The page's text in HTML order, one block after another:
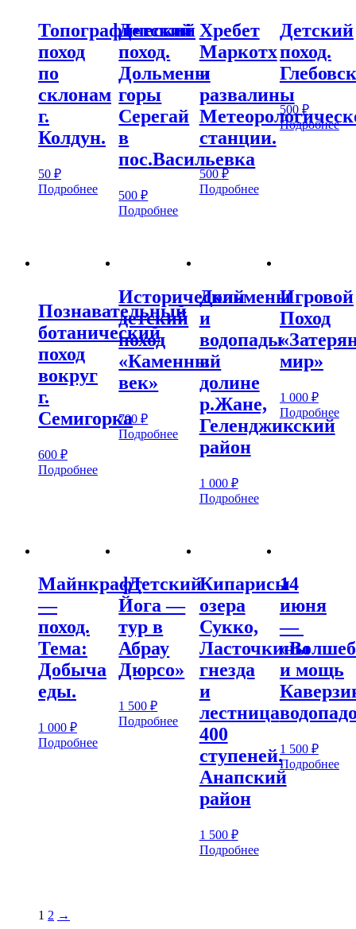
Топографический
поход
по
склонам
г.
Колдун.
50 ₽
Подробнее
Детский
поход.
Дольмены
горы
Серегай
в
пос.Васильевка
500₽
Подробнее
Хребет
Маркотх
и
развалины
станции.
500 ₽
Подробнее
Детский
поход.
500 ₽
Подробнее
Познавательный
ботанический
поход
вокруг
г.
Семигорка
600 ₽
Подробнее
Исторический
детский
поход
«Каменный
век»
700₽
Подробнее
Дольмены
и
водопады
в
долине
р.Жане,
Геленджикский
район
1 000 ₽
Подробнее
Игровой
Поход
мир»
1 000 ₽
Подробнее
Майнкрафт
—
поход.
Тема:
Добыча
еды.
1 000 ₽
Подробнее
«Детский
Йога —
тур в
Абрау
Дюрсо»
1 500₽
Подробнее
Кипарисы
озера
Сукко,
Ласточкины
гнезда
и
лестница
400
ступеней.
Анапский
район
1 500 ₽
Подробнее
14
июня
—
и мощь
1 500 ₽
Подробнее
1 2 →